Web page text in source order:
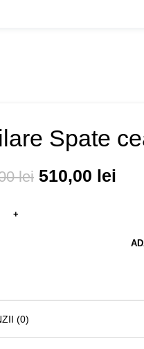
Spate
lei 510,00 lei
(0)